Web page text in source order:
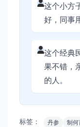
这个小方
好，同事
这个经典
果不错，
的人。
标签： 丹参 制何